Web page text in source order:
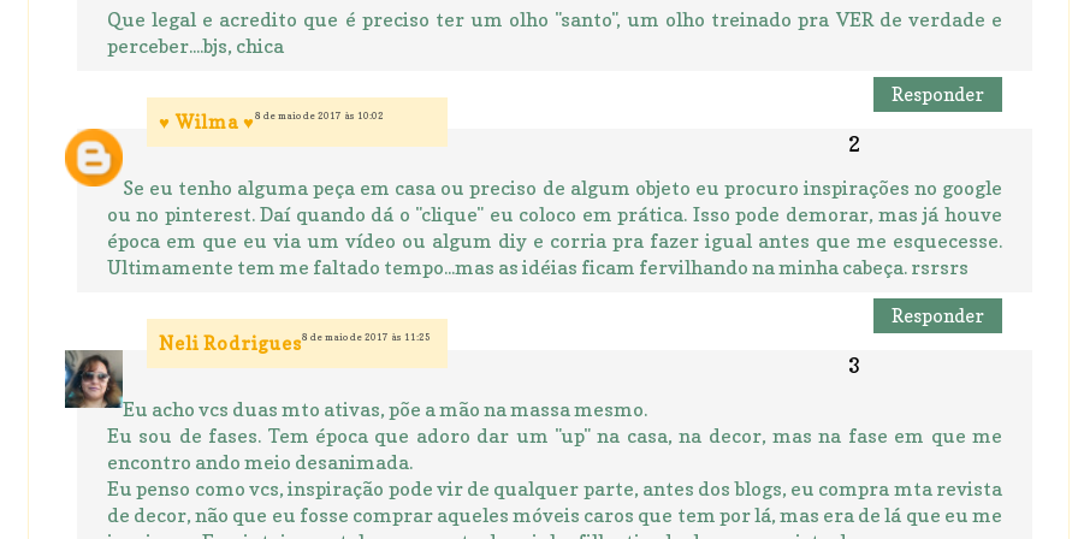
Que legal e acredito que é preciso ter um olho "santo", um olho treinado pra VER de verdade e
perceber....bjs, chica
Responder
♥ Wilma ♥ 8 de maio de 2017 às 10:02
Se eu tenho alguma peça em casa ou preciso de algum objeto eu procuro inspirações no google
ou no pinterest. Daí quando dá o "clique" eu coloco em prática. Isso pode demorar, mas já houve
época em que eu via um vídeo ou algum diy e corria pra fazer igual antes que me esquecesse.
Ultimamente tem me faltado tempo...mas as idéias ficam fervilhando na minha cabeça. rsrsrs
Responder
Neli Rodrigues8 de maio de 2017 às 11:25
Eu acho vcs duas mto ativas, põe a mão na massa mesmo.
Eu sou de fases. Tem época que adoro dar um "up" na casa, na decor, mas na fase em que me
encontro ando meio desanimada.
Eu penso como vcs, inspiração pode vir de qualquer parte, antes dos blogs, eu compra mta revista
de decor, não que eu fosse comprar aqueles móveis caros que tem por lá, mas era de lá que eu me